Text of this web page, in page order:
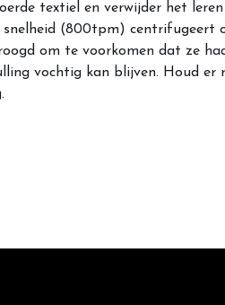
textiel en verwijder het
(800tpm) centrifugeert
om te voorkomen dat ze
vochtig kan blijven. Houd er